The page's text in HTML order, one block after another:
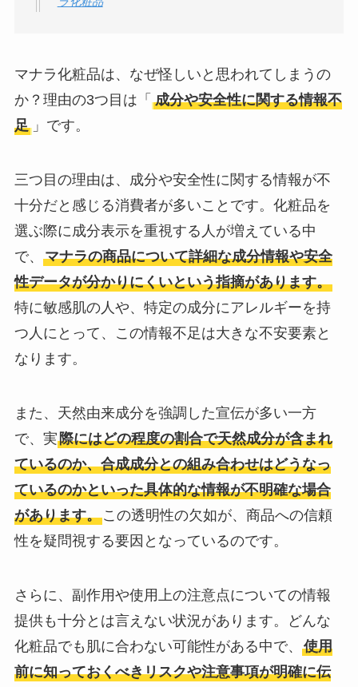
マナラ化粧品は、なぜ怪しいと思われてしまうの
か？理由の3つ目は「 成分や安全性に関する情報不
足 」です。
三つ目の理由は、成分や安全性に関する情報が不
十分だと感じる消費者が多いことです。化粧品を
選ぶ際に成分表示を重視する人が増えている中
で、 マナラの商品について詳細な成分情報や安全
性データが分かりにくいという指摘があります。
特に敏感肌の人や、特定の成分にアレルギーを持
つ人にとって、この情報不足は大きな不安要素と
なります。
また、天然由来成分を強調した宣伝が多い一方
で、実際にはどの程度の割合で天然成分が含まれ
ているのか、合成成分との組み合わせはどうなっ
ているのかといった具体的な情報が不明確な場合
があります。この透明性の欠如が、商品への信頼
性を疑問視する要因となっているのです。
さらに、副作用や使用上の注意点についての情報
提供も十分とは言えない状況があります。どんな
化粧品でも肌に合わない可能性がある中で、 使用
前に知っておくべきリスクや注意事項が明確に伝